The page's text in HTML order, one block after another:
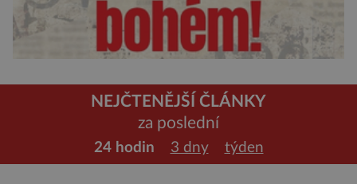
NEJČTENĚJŠÍ ČLÁNKY
za poslední
24 hodin 3 dny týden